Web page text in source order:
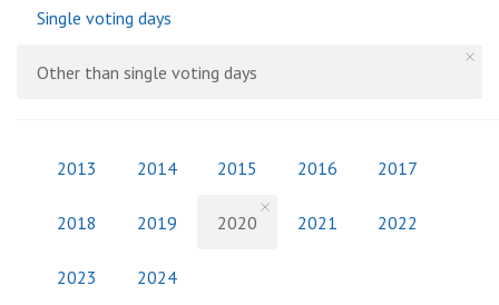
Single voting days
Other than single voting days
2013 2014 2015 2016 2017
2018 2019 2020 2021 2022
2023 2024